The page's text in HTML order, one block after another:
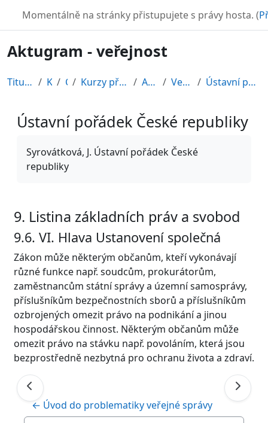
TURBO
Momentálně na stránky přistupujete s právy hosta. (
Aktugram - veřejnost
Titulní stránka Kurzy CDV Kurzy připravené v rámci ESF AKTUGRAM Veřejná správa Ústavní pořádek České republiky
Ústavní pořádek České republiky
Syrovátková, J. Ústavní pořádek České
republiky
9. Listina základních práv a svobod
9.6. VI. Hlava Ustanovení společná
Zákon může některým občanům, kteří vykonávají
různé funkce např. soudcům, prokurátorům,
zaměstnancům státní správy a územní samosprávy,
příslušníkům bezpečnostních sborů a příslušníkům
ozbrojených omezit právo na podnikání a jinou
hospodářskou činnost. Některým občanům může
omezit právo na stávku např. povoláním, která jsou
bezprostředně nezbytná pro ochranu života a zdraví.
← Úvod do problematiky veřejné správy